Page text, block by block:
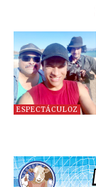
ESPECTÁCULOZ